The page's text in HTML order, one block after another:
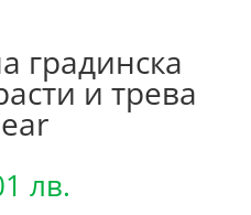
градинска
и трева
лв.